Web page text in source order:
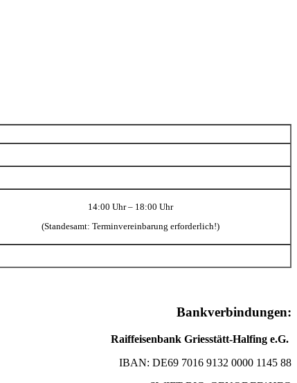
14:00 Uhr – 18:00 Uhr
(Standesamt: Terminvereinbarung erforderlich!)
Bankverbindungen:
Raiffeisenbank Griesstätt-Halfing e.G.
IBAN: DE69 7016 9132 0000 1145 88